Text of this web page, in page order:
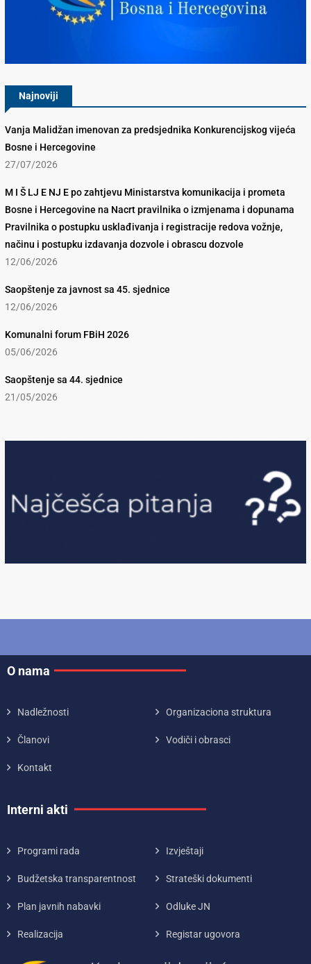
Najnoviji
Vanja Malidžan imenovan za predsjednika Konkurencijskog vijeća
Bosne i Hercegovine
27/07/2026
M I Š LJ E NJ E po zahtjevu Ministarstva komunikacija i prometa
Bosne i Hercegovine na Nacrt pravilnika o izmjenama i dopunama
Pravilnika o postupku usklađivanja i registracije redova vožnje,
načinu i postupku izdavanja dozvole i obrascu dozvole
12/06/2026
Saopštenje za javnost sa 45. sjednice
12/06/2026
Komunalni forum FBiH 2026
05/06/2026
Saopštenje sa 44. sjednice
21/05/2026
O nama
Nadležnosti Organizaciona struktura
Članovi Vodiči i obrasci
Kontakt
Interni akti
Programi rada Izvještaji
Budžetska transparentnost Strateški dokumenti
Plan javnih nabavki Odluke JN
Realizacija Registar ugovora